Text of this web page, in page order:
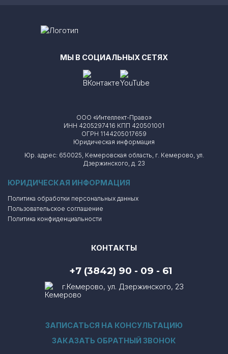
МЫ В СОЦИАЛЬНЫХ СЕТЯХ
ООО «Интеллект-Право»
ИНН 4205297416 КПП 420501001
ОГРН 1144205017659
Юридическая информация
Юр. адрес: 650025, Кемеровская область, г. Кемерово, ул.
Дзержинского, д. 23
ЮРИДИЧЕСКАЯ ИНФОРМАЦИЯ
Политика обработки персональных данных
Пользовательское соглашение
Политика конфиденциальности
КОНТАКТЫ
+7 (3842) 90 - 09 - 61
г.Кемерово, ул. Дзержинского, 23
ЗАПИСАТЬСЯ НА КОНСУЛЬТАЦИЮ
ЗАКАЗАТЬ ОБРАТНЫЙ ЗВОНОК